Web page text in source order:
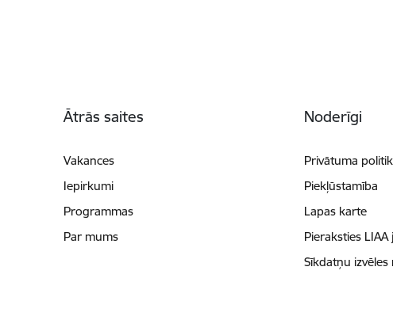
Ātrās saites
Vakances
Iepirkumi
Programmas
Par mums
Noderīgi
Privātuma
Piekļūstamība
Lapas karte
Pieraksties
Sīkdatņu izvēles